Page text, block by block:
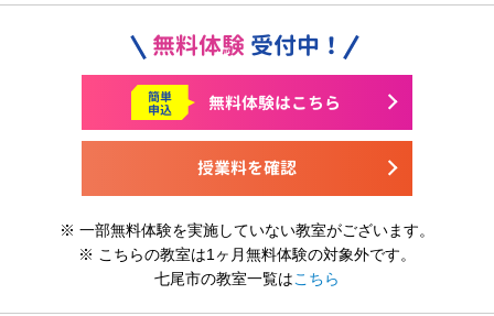
無料体験 受付中！
授業料を確認
簡単
申込 無料体験はこちら
※ 一部無料体験を実施していない教室がございます。
※ こちらの教室は1ヶ月無料体験の対象外です。
七尾市の教室一覧はこちら